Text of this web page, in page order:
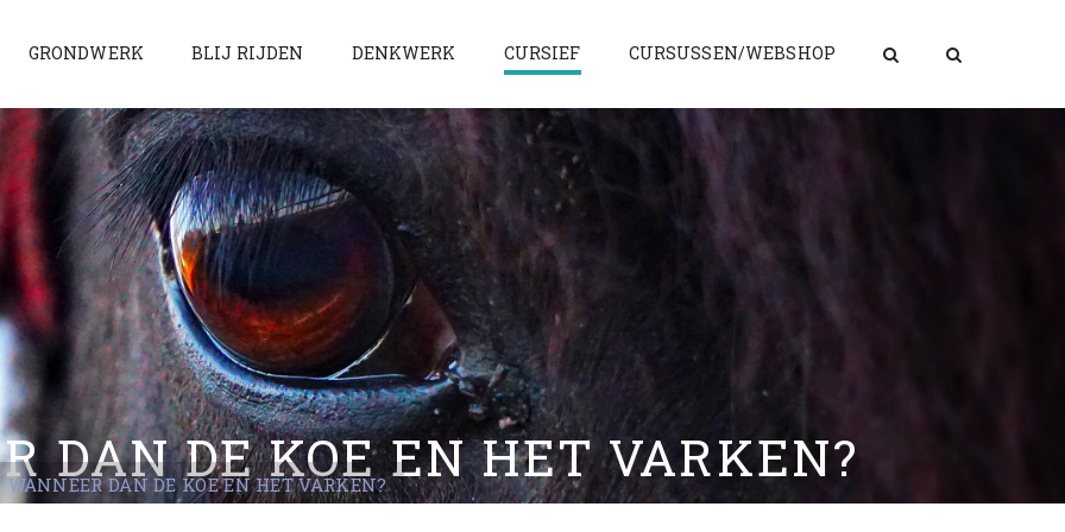
GRONDWERK BLIJ RIJDEN DENKWERK CURSIEF CURSUSSEN/WEBSHOP
DAN DE KOE EN HET VARKEN?
WANNEER DAN DE KOE EN HET VARKEN?